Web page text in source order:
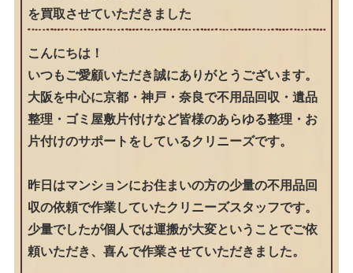
を買取させていただきました
こんにちは！
いつもご愛顧いただき誠にありがとうございます。
大阪を中心に京都・神戸・奈良で不用品回収・遺品
整理・ゴミ屋敷片付けなど皆様のあらゆる整理・お
片付けのサポートをしているクリニーズです。
昨日はマンションにお住まいの方の少量の不用品回
収の依頼で作業していたクリニーズスタッフです。
少量でしたが個人では運搬が大変ということでご依
頼いただき、喜んで作業させていただきました。